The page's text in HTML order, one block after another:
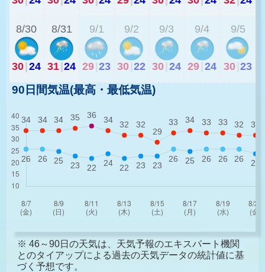
8/30
30|24
8/31
31|24
9/1
29 23
9/2
30 22
9/3
30 24
9/4
29 24
9/5
30 23
90日間気温(最高・最低気温)
※ 46～90日の天気は、天気予報のエキスパート機関
とのタイアップによる過去の天気データの統計値に基
づく予想です。